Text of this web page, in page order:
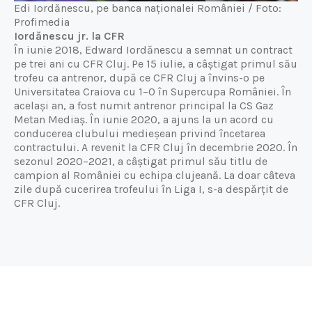
Edi Iordănescu, pe banca naționalei României / Foto:
Profimedia
Iordănescu jr. la CFR
În iunie 2018, Edward Iordănescu a semnat un contract
pe trei ani cu CFR Cluj. Pe 15 iulie, a câștigat primul său
trofeu ca antrenor, după ce CFR Cluj a învins-o pe
Universitatea Craiova cu 1–0 în Supercupa României. În
același an, a fost numit antrenor principal la CS Gaz
Metan Mediaș. În iunie 2020, a ajuns la un acord cu
conducerea clubului medieșean privind încetarea
contractului. A revenit la CFR Cluj în decembrie 2020. În
sezonul 2020–2021, a câștigat primul său titlu de
campion al României cu echipa clujeană. La doar câteva
zile după cucerirea trofeului în Liga I, s-a despărțit de
CFR Cluj.